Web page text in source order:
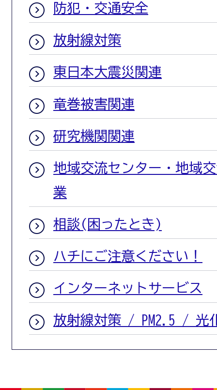
防犯・交通安全
放射線対策
東日本大震災関連
竜巻被害関連
研究機関関連
地域交流センター・地域
業
相談(困ったとき)
ハチにご注意ください！
インターネットサービス
放射線対策 / PM2.5 / 光